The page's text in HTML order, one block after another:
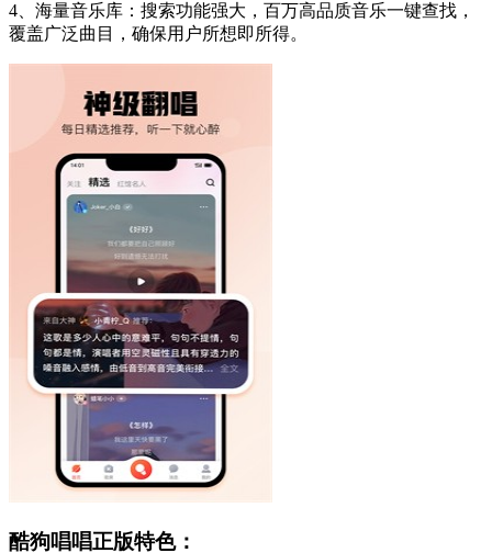
4、海量音乐库：搜索功能强大，百万高品质音乐一键查找，
覆盖广泛曲目，确保用户所想即所得。
酷狗唱唱正版特色：